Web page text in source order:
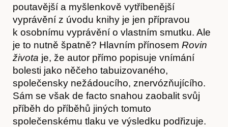
O nás
poutavější a myšlenkově vytříbenější
vyprávění z úvodu knihy je jen přípravou
k osobnímu vyprávění o vlastním smutku. Ale
je to nutně špatně? Hlavním přínosem Rovin
života je, že autor přímo popisuje vnímání
bolesti jako něčeho tabuizovaného,
společensky nežádoucího, znervózňujícího.
Sám se však de facto snahou zaobalit svůj
příběh do příběhů jiných tomuto
společenskému tlaku ve výsledku podřizuje.